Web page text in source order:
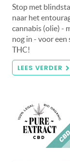
Stop met
naar het
cannabis (olie) -
nog in - voor
THC!
LEES VERDER